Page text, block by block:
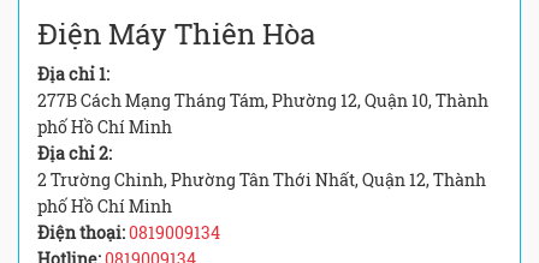
Điện Máy Thiên Hòa
Địa chỉ 1:
277B Cách Mạng Tháng Tám, Phường 12, Quận 10, Thành
phố Hồ Chí Minh
Địa chỉ 2:
2 Trường Chinh, Phường Tân Thới Nhất, Quận 12, Thành
phố Hồ Chí Minh
Điện thoại:0819009134